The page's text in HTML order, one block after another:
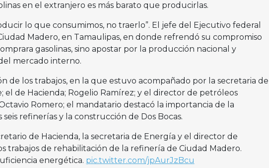
en el extranjero es más barato que producirlas.
lo que consumimos, no traerlo”. El jefe del Ejecutivo federal
Madero, en Tamaulipas, en donde refrendó su compromiso
gasolinas, sino apostar por la producción nacional y
mercado interno.
de los trabajos, en la que estuvo acompañado por la secretaria de
el de Hacienda; Rogelio Ramírez; y el director de petróleos
Romero; el mandatario destacó la importancia de la
refinerías y la construcción de Dos Bocas.
de Hacienda, la secretaria de Energía y el director de
trabajos de rehabilitación de la refinería de Ciudad Madero.
energética. pic.twitter.com/jpAurJzBcu